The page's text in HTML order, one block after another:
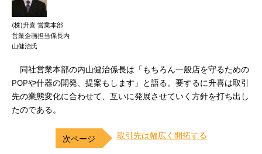
(株)升喜 営業本部
営業企画担当係長内
山健治氏
同社営業本部の内山健治係長は「もちろん一般店を守るための
POPや什器の開発、提案もします」と語る。要するに升喜は取引
先の業態変化に合わせて、互いに発展させていく方針を打ち出し
たのである。
取引先は幅広く開拓する